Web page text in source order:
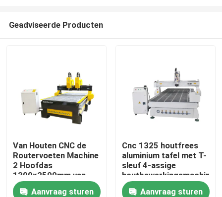
Thuis
Geadviseerde Producten
Van Houten CNC de
Routervoeten Machine
2 Hoofdas
1300x2500mm van
4X8 Gebied
Aanvraag sturen
Cnc 1325 houtfrees
aluminium tafel met T-
sleuf 4-assige
houtbewerkingsmachine
Aanvraag sturen